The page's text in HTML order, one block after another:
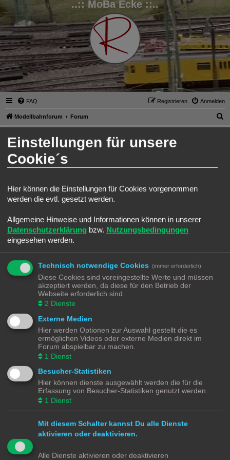
..:: MoBa Ecke ::..
FAQ Anmelden
Registrieren
Modellbahnforum Forum
u
Anmelden
Benutzername:
Ich habe mein Passwort vergessen
Angemeldet bleiben
Meinen Online-Status während dieser Sitzung verbergen
REGISTRIEREN
Du musst in diesem Forum registriert sein, um dich anmelden zu können. Die
Registrierung ist in wenigen Augenblicken erledigt und ermöglicht dir, auf
weitere Funktionen zuzugreifen. Die Board-Administration kann registrierten
Benutzern auch zusätzliche Berechtigungen zuweisen. Beachte bitte unsere
Nutzungsbedingungen und die verwandten Regelungen, bevor du dich
registrierst. Bitte beachte auch die jeweiligen Forenregeln, wenn du dich in
diesem Board bewegst.
Nutzungsbedingungen|Datenschutzerklärung
Registrieren
Modellbahnforum Forum Alle Zeiten sindUTC+02:00
Deutsche Übersetzung durchphpBB.de
Einstellungen für unsere
Cookie´s
Hier können die Einstellungen für Cookies vorgenommen
werden die evtl. gesetzt werden.
Allgemeine Hinweise und Informationen können in unserer
Datenschutzerklärung bzw. Nutzungsbedingungen
eingesehen werden.
Technisch notwendige Cookies (immer erforderlich)
Diese Cookies sind voreingestellte Werte und müssen
akzeptiert werden, da diese für den Betrieb der
Webseite erforderlich sind.
2 Dienste
Externe Medien
Hier werden Optionen zur Auswahl gestellt die es
ermöglichen Videos oder externe Medien direkt im
Forum abspielbar zu machen.
1 Dienst
Besucher-Statistiken
Hier können dienste ausgewählt werden die für die
Erfassung von Besucher-Statistiken genutzt werden.
1 Dienst
Mit diesem Schalter kannst Du alle Dienste
aktivieren oder deaktivieren.
Alle Dienste aktivieren oder deaktivieren